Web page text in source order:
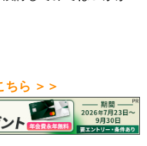
ちら ＞＞